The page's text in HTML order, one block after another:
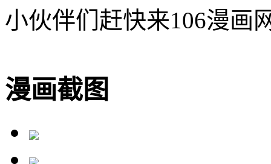
小伙伴们赶快来106漫画
漫画截图